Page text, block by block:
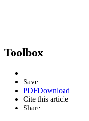
Toolbox
Save
PDFDownload
Cite this article
Share